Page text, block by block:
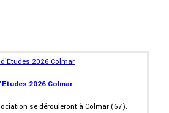
2026 Colmar
se dérouleront à Colmar (67).